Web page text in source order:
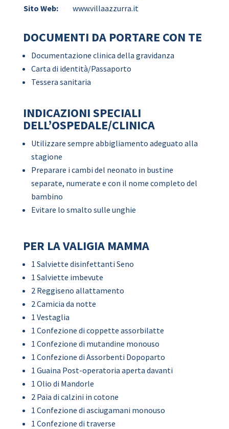
Sito Web:
www.villaazzurra.it
DOCUMENTI DA PORTARE CON TE
Documentazione clinica della gravidanza
Carta di identità/Passaporto
Tessera sanitaria
INDICAZIONI SPECIALI
DELL’OSPEDALE/CLINICA
Utilizzare sempre abbigliamento adeguato alla
stagione
Preparare i cambi del neonato in bustine
separate, numerate e con il nome completo del
bambino
Evitare lo smalto sulle unghie
PER LA VALIGIA MAMMA
1 Salviette disinfettanti Seno
1 Salviette imbevute
2 Reggiseno allattamento
2 Camicia da notte
1 Vestaglia
1 Confezione di coppette assorbilatte
1 Confezione di mutandine monouso
1 Confezione di Assorbenti Dopoparto
1 Guaina Post-operatoria aperta davanti
1 Olio di Mandorle
2 Paia di calzini in cotone
1 Confezione di asciugamani monouso
1 Confezione di traverse